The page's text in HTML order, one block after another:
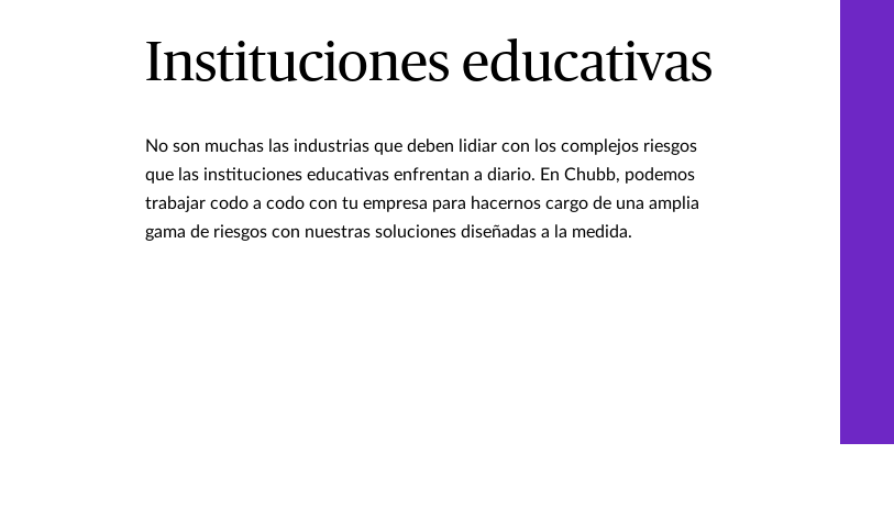
Instituciones educativas
No son muchas las industrias que deben lidiar con los complejos riesgos
que las instituciones educativas enfrentan a diario. En Chubb, podemos
trabajar codo a codo con tu empresa para hacernos cargo de una amplia
gama de riesgos con nuestras soluciones diseñadas a la medida.